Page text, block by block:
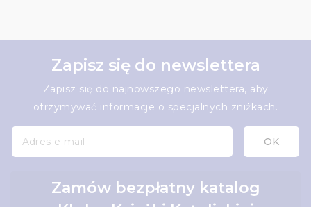
Zapisz się do newslettera
Zapisz się do najnowszego newslettera, aby
otrzymywać informacje o specjalnych zniżkach.
Zamów bezpłatny katalog